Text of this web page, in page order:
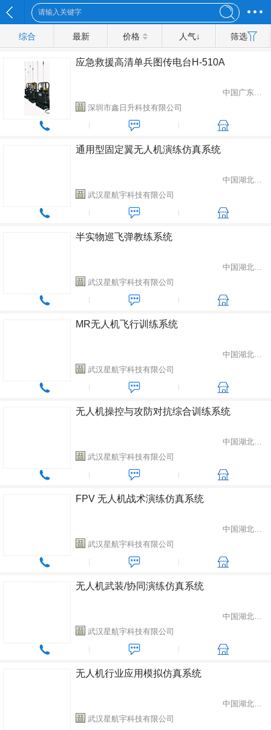
综合 最新 价格 人气↓ 筛选
应急救援高清单兵图传电台H-510A
中国广东省深圳市
深圳市鑫日升科技有限公司
通用型固定翼无人机演练仿真系统
中国湖北省武汉市
武汉星航宇科技有限公司
半实物巡飞弹教练系统
中国湖北省武汉市
武汉星航宇科技有限公司
MR无人机飞行训练系统
中国湖北省武汉市
武汉星航宇科技有限公司
无人机操控与攻防对抗综合训练系统
中国湖北省武汉市
武汉星航宇科技有限公司
FPV 无人机战术演练仿真系统
中国湖北省武汉市
武汉星航宇科技有限公司
无人机武装/协同演练仿真系统
中国湖北省武汉市
武汉星航宇科技有限公司
无人机行业应用模拟仿真系统
中国湖北省武汉市
武汉星航宇科技有限公司